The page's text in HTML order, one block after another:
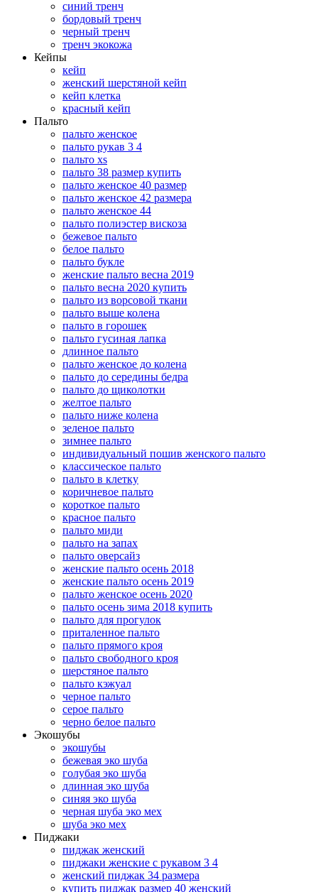
синий тренч
бордовый тренч
черный тренч
тренч экокожа
Кейпы
кейп
женский шерстяной кейп
кейп клетка
красный кейп
Пальто
пальто женское
пальто рукав 3 4
пальто xs
пальто 38 размер купить
пальто женское 40 размер
пальто женское 42 размера
пальто женское 44
пальто полиэстер вискоза
бежевое пальто
белое пальто
пальто букле
женские пальто весна 2019
пальто весна 2020 купить
пальто из ворсовой ткани
пальто выше колена
пальто в горошек
пальто гусиная лапка
длинное пальто
пальто женское до колена
пальто до середины бедра
пальто до щиколотки
желтое пальто
пальто ниже колена
зеленое пальто
зимнее пальто
индивидуальный пошив женского пальто
классическое пальто
пальто в клетку
коричневое пальто
короткое пальто
красное пальто
пальто миди
пальто на запах
пальто оверсайз
женские пальто осень 2018
женские пальто осень 2019
пальто женское осень 2020
пальто осень зима 2018 купить
пальто для прогулок
приталенное пальто
пальто прямого кроя
пальто свободного кроя
шерстяное пальто
пальто кэжуал
черное пальто
серое пальто
черно белое пальто
Экошубы
экошубы
бежевая эко шуба
голубая эко шуба
длинная эко шуба
синяя эко шуба
черная шуба эко мех
шуба эко мех
Пиджаки
пиджак женский
пиджаки женские с рукавом 3 4
женский пиджак 34 размера
купить пиджак размер 40 женский